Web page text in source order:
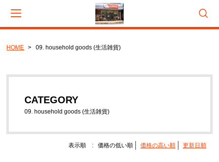
CATEGORY
01. lighting (照明等)
03. tableware (食器・テーブルウェア)
HOME 09. household goods (生活雑貨)
CATEGORY
09. household goods (生活雑貨)
表示順 : 価格の低い順 価格の高い順 更新日順